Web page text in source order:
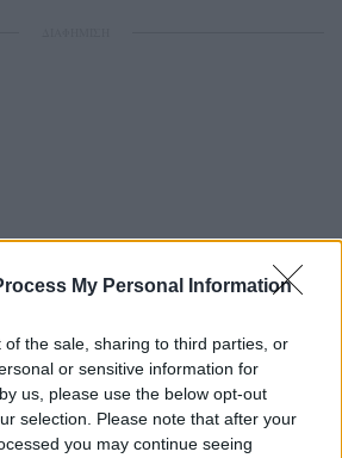
My Personal Information
of the sale, sharing to third parties, or
or sensitive information for
us, please use the below opt-out
selection. Please note that after your
you may continue seeing